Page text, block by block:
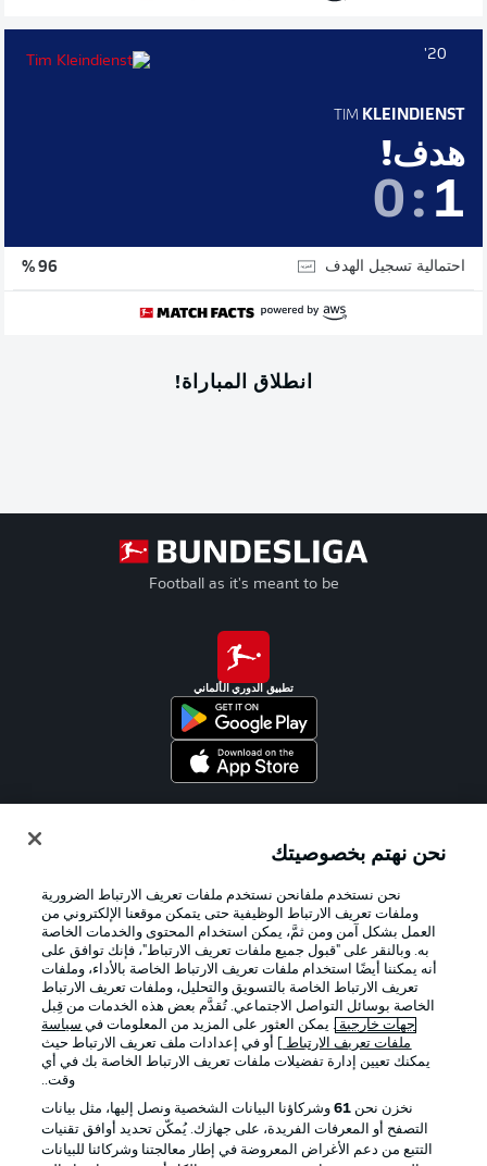
20'
TIM KLEINDIENST
هدف!
0 : 1
احتمالية تسجيل الهدف 96 %
انطلاق المباراة!
Football as it's meant to be
تطبيق الدوري الألماني
الإعلانات الإخطارات القانونية
شروط الاستخدام الوظائف
نحن نهتم بخصوصيتك
نحن نستخدم ملفانحن نستخدم ملفات تعريف الارتباط الضرورية
وملفات تعريف الارتباط الوظيفية حتى يتمكن موقعنا الإلكتروني من
العمل بشكل آمن ومن ثمَّ، يمكن استخدام المحتوى والخدمات الخاصة
به. وبالنقر على "قبول جميع ملفات تعريف الارتباط"، فإنك توافق على
أنه يمكننا أيضًا استخدام ملفات تعريف الارتباط الخاصة بالأداء، وملفات
تعريف الارتباط الخاصة بالتسويق والتحليل، وملفات تعريف الارتباط
الخاصة بوسائل التواصل الاجتماعي. تُقدَّم بعض هذه الخدمات من قِبل
جهات خارجية . يمكن العثور على المزيد من المعلومات في سياسة
ملفات تعريف الارتباط
] أو في إعدادات ملف تعريف الارتباط حيث
يمكنك تعيين إدارة تفضيلات ملفات تعريف الارتباط الخاصة بك في أي
وقت..
نخزن نحن 61وشركاؤنا البيانات الشخصية ونصل إليها، مثل بيانات
التصفح أو المعرفات الفريدة، على جهازك. يُمكّن تحديد أوافق تقنيات
التتبع من دعم الأغراض المعروضة في إطار معالجتنا وشركائنا للبيانات